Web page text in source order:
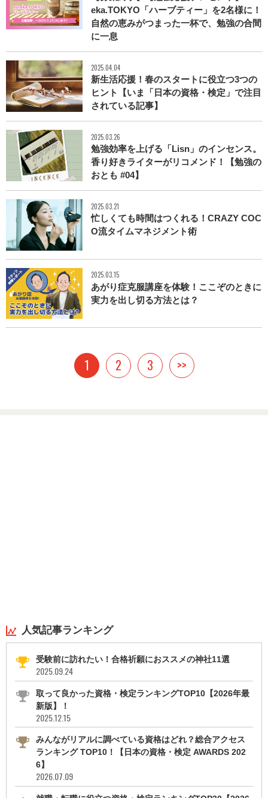
eka.TOKYO「ハーブティー」を2名様に！
自然の恵みがつまった一杯で、勉強の合間
に一息
2025.04.04
新生活応援！春のスタートに役立つ3つの
ヒント【いま「日本の資格・検定」で注目
されている記事】
2025.03.26
勉強効率を上げる「Lisn」のインセンス。
香り好きライターがリコメンド！【勉強の
おとも #04】
2025.03.21
忙しくても時間はつくれる！CRAZY COC
O流タイムマネジメント術
2025.03.15
あがり症克服講座を体験！ここぞのときに
実力を出し切る方法とは？
1 2 3 >>
人気記事ランキング
受験前に訪れたい！合格祈願におススメの神社11選
2025.09.24
取って良かった資格・検定ランキングTOP10【2026年最
新版】！
2025.12.15
みんながリアルに調べている資格はどれ？総合アクセス
ランキング TOP10！【日本の資格・検定 AWARDS 202
6】
2026.07.09